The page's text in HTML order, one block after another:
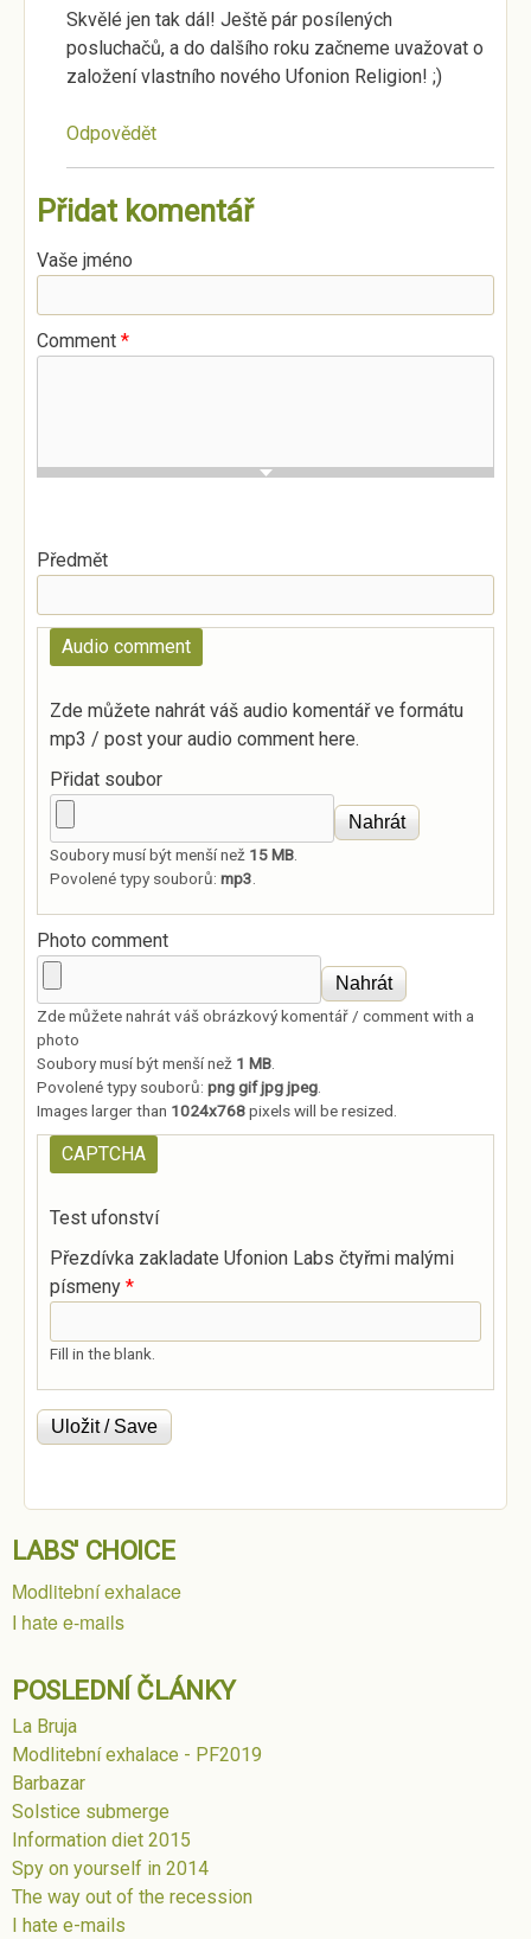
Skvělé jen tak dál! Ještě pár posílených
posluchačů, a do dalšího roku začneme uvažovat o
založení vlastního nového Ufonion Religion! ;)
Odpovědět
Přidat komentář
Vaše jméno
Comment *
Předmět
Audio comment
Zde můžete nahrát váš audio komentář ve formátu
mp3 / post your audio comment here.
Přidat soubor
Soubory musí být menší než 15 MB
Povolené typy souborů: mp3
Photo comment
Zde můžete nahrát váš obrázkový komentář / comment with a
photo
Soubory musí být menší než 1 MB
Povolené typy souborů: png gif jpg jpeg
Images larger than 1024x768pixels will be resized.
CAPTCHA
Test ufonství
Přezdívka zakladate Ufonion Labs čtyřmi malými
písmeny *
Fill in the blank.
LABS' CHOICE
Modlitební exhalace
I hate e-mails
POSLEDNÍ ČLÁNKY
La Bruja
Modlitební exhalace - PF2019
Barbazar
Solstice submerge
Information diet 2015
Spy on yourself in 2014
The way out of the recession
I hate e-mails